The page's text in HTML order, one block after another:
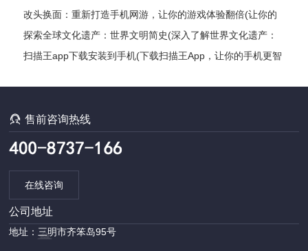
好了吗？)
改头换面：重新打造手机网游，让你的游戏体验翻倍(让你的
游戏体验翻倍：打造全新手机网游)
探索全球文化遗产：世界文明简史(深入了解世界文化遗产：
探索各国文明发展编年史)
扫描王app下载安装到手机(下载扫描王App，让你的手机更智
售前咨询热线
在线咨询
公司地址
地址：三明市齐笨岛95号